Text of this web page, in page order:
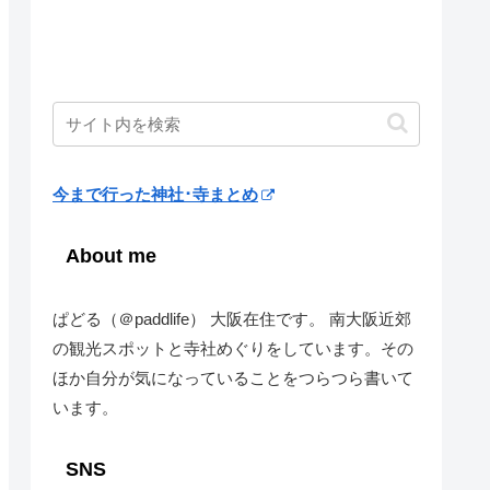
今まで行った神社･寺まとめ
About me
ぱどる（＠paddlife） 大阪在住です。 南大阪近郊
の観光スポットと寺社めぐりをしています。その
ほか自分が気になっていることをつらつら書いて
います。
SNS